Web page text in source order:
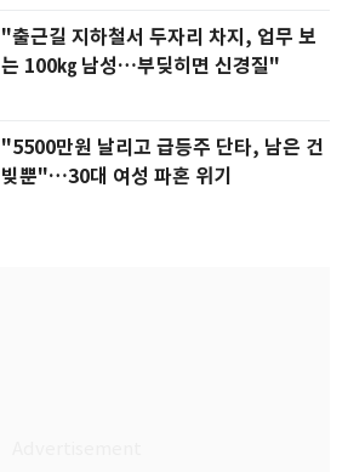
"출근길 지하철서 두자리 차지, 업무 보
는 100㎏ 남성…부딪히면 신경질"
"5500만원 날리고 급등주 단타, 남은 건
빚뿐"…30대 여성 파혼 위기